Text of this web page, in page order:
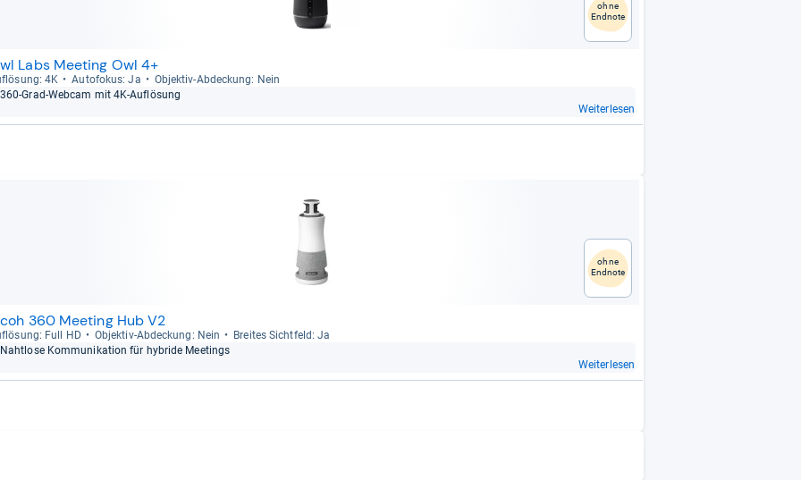
ohne
Endnote
Labs Meeting Owl 4+
4K Auto­fo­kus: Ja
Objek­tiv-​Abde­ckung: Nein
360-​Grad-​Web­cam mit 4K-​Auf­lö­sung
Weiterlesen
ohne
Endnote
360 Meeting Hub V2
Full HD Objek­tiv-​Abde­ckung: Nein
Brei­tes Sicht­feld: Ja
Naht­lose Kom­mu­ni­ka­tion für hybride Mee­tings
Weiterlesen